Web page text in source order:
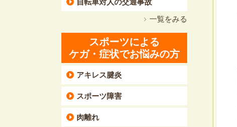
自転車対人の交通事故
一覧をみる
スポーツによる
ケガ・症状でお悩みの方
アキレス腱炎
スポーツ障害
肉離れ